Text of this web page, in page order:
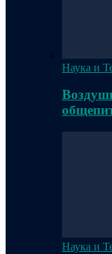
Наука и
Наука и